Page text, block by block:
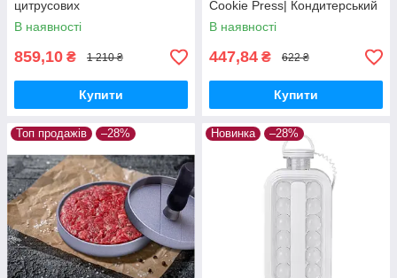
цитрусових
В наявності
859,10 ₴ 1 210 ₴
Купити
Cookie Press| Кондитерський
прес для крему
В наявності
447,84 ₴ 622 ₴
Купити
Топ продажів –28% Новинка –28%